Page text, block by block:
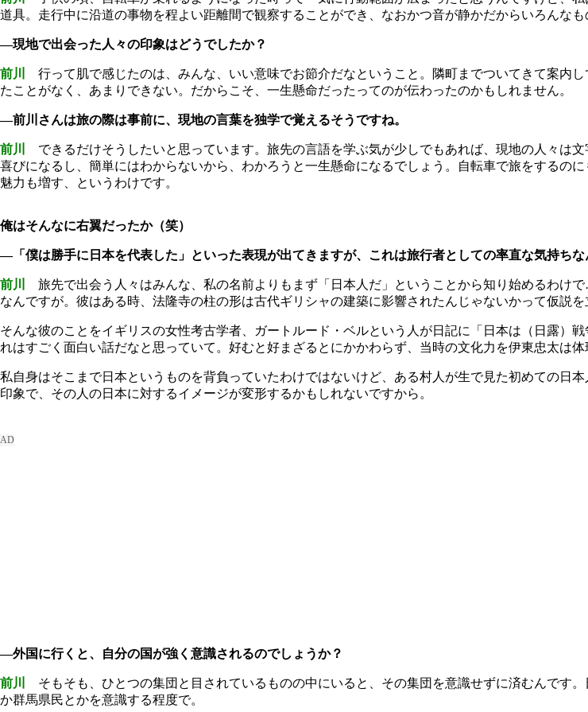
道具。走行中に沿道の事物を程よい距離間で観察することができ、なおかつ音が静かだからいろんな
―現地で出会った人々の印象はどうでしたか？
前川
行って肌で感じたのは、みんな、いい意味でお節介だなということ。隣町までついてきて案内
たことがなく、あまりできない。だからこそ、一生懸命だったってのが伝わったのかもしれません。
―前川さんは旅の際は事前に、現地の言葉を独学で覚えるそうですね。
前川
できるだけそうしたいと思っています。旅先の言語を学ぶ気が少しでもあれば、現地の人々は
喜びになるし、簡単にはわからないから、わかろうと一生懸命になるでしょう。自転車で旅をするの
魅力も増す、というわけです。
俺はそんなに右翼だったか（笑）
―「僕は勝手に日本を代表した」といった表現が出てきますが、これは旅行者としての率直な気持ちな
前川
旅先で出会う人々はみんな、私の名前よりもまず「日本人だ」ということから知り始めるわ
なんですが。彼はある時、法隆寺の柱の形は古代ギリシャの建築に影響されたんじゃないかって仮説
そんな彼のことをイギリスの女性考古学者、ガートルード・ベルという人が日記に「日本は（日露）
れはすごく面白い話だなと思っていて。好むと好まざるとにかかわらず、当時の文化力を伊東忠太は
私自身はそこまで日本というものを背負っていたわけではないけど、ある村人が生で見た初めての日
印象で、その人の日本に対するイメージが変形するかもしれないですから。
―外国に行くと、自分の国が強く意識されるのでしょうか？
前川
そもそも、ひとつの集団と目されているものの中にいると、その集団を意識せずに済むんです
か群馬県民とかを意識する程度で。